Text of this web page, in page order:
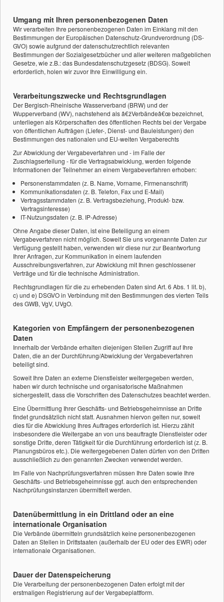
Umgang mit Ihren personenbezogenen Daten
Wir verarbeiten Ihre personenbezogenen Daten im Einklang mit den
Bestimmungen der Europäischen Datenschutz-Grundverordnung (DS-
GVO) sowie aufgrund der datenschutzrechtlich relevanten
Bestimmungen der Sozialgesetzbücher und aller weiteren maßgeblichen
Gesetze, wie z.B.: das Bundesdatenschutzgesetz (BDSG). Soweit
erforderlich, holen wir zuvor Ihre Einwilligung ein.
Verarbeitungszwecke und Rechtsgrundlagen
Der Bergisch-Rheinische Wasserverband (BRW) und der
Wupperverband (WV), nachstehend als â€žVerbändeâ€œ bezeichnet,
unterliegen als Körperschaften des öffentlichen Rechts bei der Vergabe
von öffentlichen Aufträgen (Liefer-, Dienst- und Bauleistungen) den
Bestimmungen des nationalen und EU-weiten Vergaberechts
Zur Abwicklung der Vergabeverfahren und - im Falle der
Zuschlagserteilung - für die Vertragsabwicklung, werden folgende
Informationen der Teilnehmer an einem Vergabeverfahren erhoben:
Personenstammdaten (z. B. Name, Vorname, Firmenanschrift)
Kommunikationsdaten (z. B. Telefon, Fax und E-Mail)
Vertragsstammdaten (z. B. Vertragsbeziehung, Produkt- bzw.
Vertragsinteresse)
IT-Nutzungsdaten (z. B. IP-Adresse)
Ohne Angabe dieser Daten, ist eine Beteiligung an einem
Vergabeverfahren nicht möglich. Soweit Sie uns vorgenannte Daten zur
Verfügung gestellt haben, verwenden wir diese nur zur Beantwortung
Ihrer Anfragen, zur Kommunikation in einem laufenden
Ausschreibungsverfahren, zur Abwicklung mit Ihnen geschlossener
Verträge und für die technische Administration.
Rechtsgrundlagen für die zu erhebenden Daten sind Art. 6 Abs. 1 lit. b),
c) und e) DSGVO in Verbindung mit den Bestimmungen des vierten Teils
des GWB, VgV, UVgO.
Kategorien von Empfängern der personenbezogenen
Daten
Innerhalb der Verbände erhalten diejenigen Stellen Zugriff auf Ihre
Daten, die an der Durchführung/Abwicklung der Vergabeverfahren
beteiligt sind.
Soweit Ihre Daten an externe Dienstleister weitergegeben werden,
haben wir durch technische und organisatorische Maßnahmen
sichergestellt, dass die Vorschriften des Datenschutzes beachtet werden.
Eine Übermittlung Ihrer Geschäfts- und Betriebsgeheimnisse an Dritte
findet grundsätzlich nicht statt. Ausnahmen hiervon gelten nur, soweit
dies für die Abwicklung Ihres Auftrages erforderlich ist. Hierzu zählt
insbesondere die Weitergabe an von uns beauftragte Dienstleister oder
sonstige Dritte, deren Tätigkeit für die Durchführung erforderlich ist (z. B.
Planungsbüros etc.). Die weitergegebenen Daten dürfen von den Dritten
ausschließlich zu den genannten Zwecken verwendet werden.
Im Falle von Nachprüfungsverfahren müssen Ihre Daten sowie Ihre
Geschäfts- und Betriebsgeheimnisse ggf. auch den entsprechenden
Nachprüfungsinstanzen übermittelt werden.
Datenübermittlung in ein Drittland oder an eine
internationale Organisation
Die Verbände übermitteln grundsätzlich keine personenbezogenen
Daten an Stellen in Drittstaaten (außerhalb der EU oder des EWR) oder
internationale Organisationen.
Dauer der Datenspeicherung
Die Verarbeitung der personenbezogenen Daten erfolgt mit der
erstmaligen Registrierung auf der Vergabeplattform.